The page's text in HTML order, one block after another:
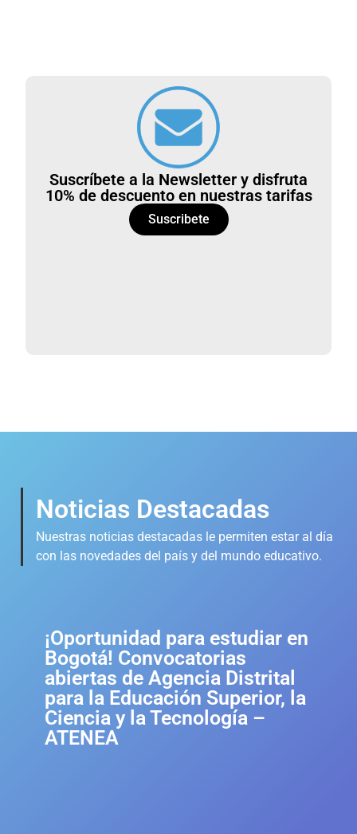
Suscríbete a la Newsletter y disfruta
10% de descuento en nuestras tarifas
Suscribete
Noticias Destacadas
Nuestras noticias destacadas le permiten estar al día
con las novedades del país y del mundo educativo.
¡Oportunidad para estudiar en
Bogotá! Convocatorias
abiertas de Agencia Distrital
para la Educación Superior, la
Ciencia y la Tecnología –
ATENEA